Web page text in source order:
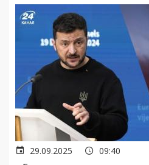
29.09.2025 09:40